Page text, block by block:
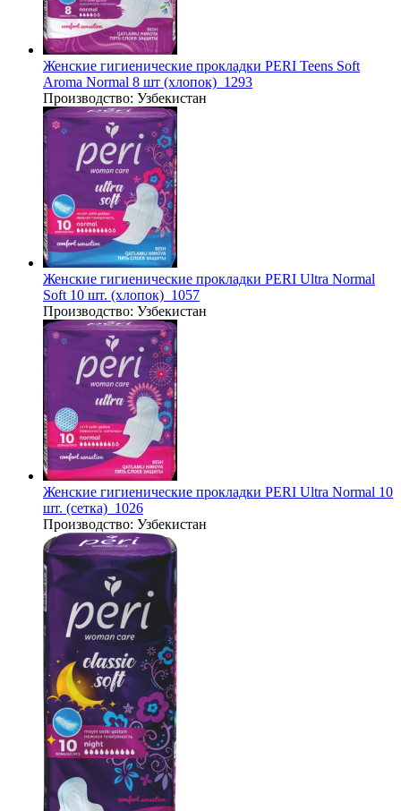
Женские гигиенические прокладки PERI Teens Soft
Aroma Normal 8 шт (хлопок)_1293
Производство: Узбекистан
Женские гигиенические прокладки PERI Ultra Normal
Soft 10 шт. (хлопок)_1057
Производство: Узбекистан
Женские гигиенические прокладки PERI Ultra Normal 10
шт. (сетка)_1026
Производство: Узбекистан